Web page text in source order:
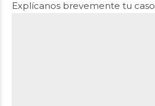
Explícanos brevemente tu caso